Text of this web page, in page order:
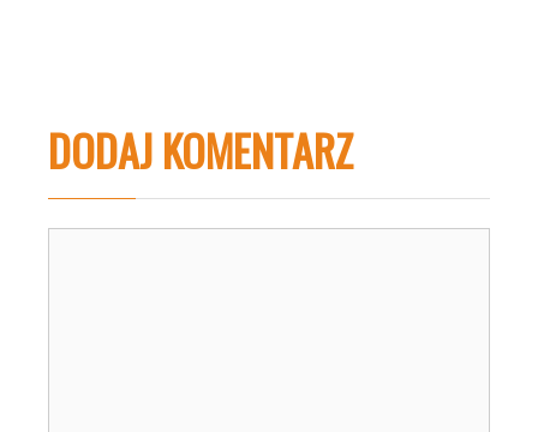
DODAJ KOMENTARZ